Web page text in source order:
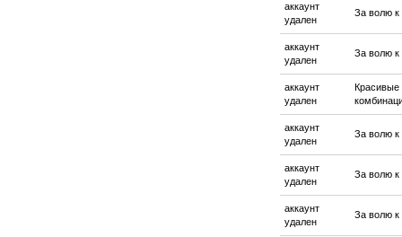
аккаунт
удален
За волю к
аккаунт
удален
За волю к
аккаунт
удален
Красивые
аккаунт
удален
За волю к
аккаунт
удален
За волю к
аккаунт
удален
За волю к